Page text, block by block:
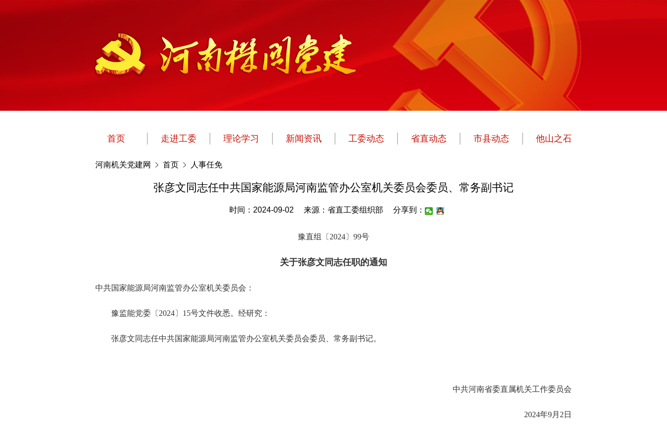
首页 走进工委 理论学习 新闻资讯 工委动态 省直动态 市县动态 他山之石
河南机关党建网 首页 人事任免
张彦文同志任中共国家能源局河南监管办公室机关委员会委员、常务副书记
时间：2024-09-02 来源：省直工委组织部 分享到：
豫直组〔2024〕99号
关于张彦文同志任职的通知
中共国家能源局河南监管办公室机关委员会：
豫监能党委〔2024〕15号文件收悉。经研究：
张彦文同志任中共国家能源局河南监管办公室机关委员会委员、常务副书记。
中共河南省委直属机关工作委员会
2024年9月2日